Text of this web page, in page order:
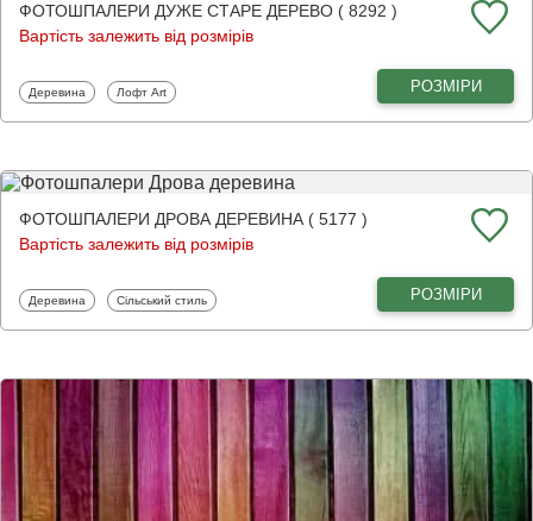
ФОТОШПАЛЕРИ ДУЖЕ СТАРЕ ДЕРЕВО ( 8292 )
Вартість залежить від розмірів
Фотошпалери
Деревина Фотошпалери
Лофт Art РОЗМІРИ
ФОТОШПАЛЕРИ ДРОВА ДЕРЕВИНА ( 5177 )
Вартість залежить від розмірів
Фотошпалери
Деревина Фотошпалери
Сільський стиль РОЗМІРИ